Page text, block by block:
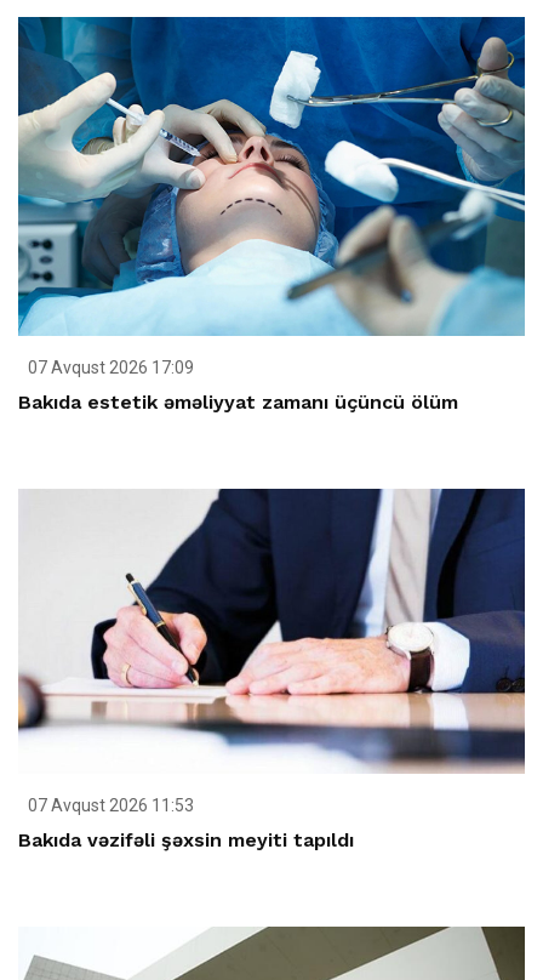
07 Avqust 2026 17:09
Bakıda estetik əməliyyat zamanı üçüncü ölüm
07 Avqust 2026 11:53
Bakıda vəzifəli şəxsin meyiti tapıldı